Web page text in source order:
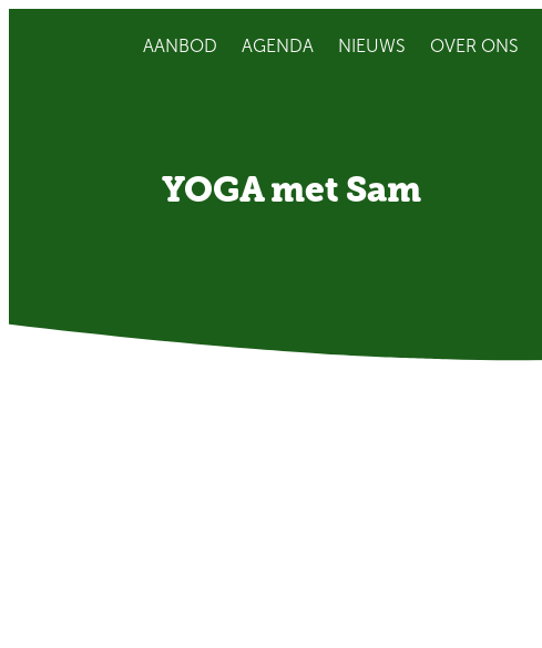
AANBOD AGENDA NIEUWS OVER ONS
YOGA met Sam